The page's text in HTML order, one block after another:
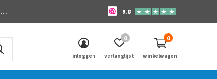
inloggen verlanglijst
0
winkelwagen
0
9.8